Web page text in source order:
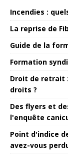
Incendies :
La reprise de
Guide de la
Formation
Droit de retrait
droits ?
Des flyers et
l'enquête
Point d'indice
avez-vous